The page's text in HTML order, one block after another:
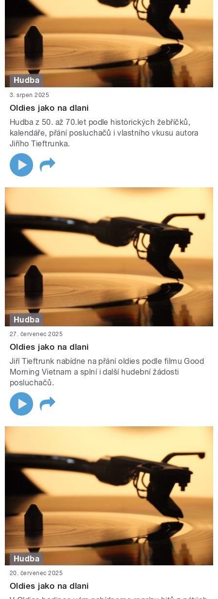
Hudba
3. srpen 2025
Oldies jako na dlani
Hudba z 50. až 70.let podle historických žebříčků,
kalendáře, přání posluchačů i vlastního vkusu autora
Jiřího Tieftrunka.
Hudba
27. červenec 2025
Oldies jako na dlani
Jiří Tieftrunk nabídne na přání oldies podle filmu Good
Morning Vietnam a splní i další hudební žádosti
posluchačů.
Hudba
20. červenec 2025
Oldies jako na dlani